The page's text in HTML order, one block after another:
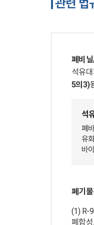
관련 법
폐비
석유
5의3)
석
폐
유
바
폐기
(1) R-
폐합